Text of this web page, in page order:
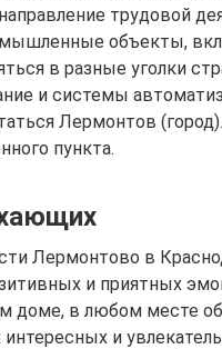
трудовой
объекты,
в разные уголки
и системы
Лермонтов
пункта.
Лермонтово в
и приятных
доме, в любом месте
и